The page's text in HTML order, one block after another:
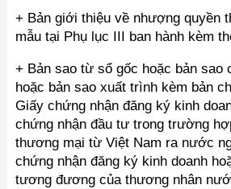
+ Bản giới thiệu về nhượng quyền
mẫu tại Phụ lục III ban hành kèm
+ Bản sao từ sổ gốc hoặc bản sao
hoặc bản sao xuất trình kèm bản
Giấy chứng nhận đăng ký kinh
chứng nhận đầu tư trong trường
thương mại từ Việt Nam ra nước
chứng nhận đăng ký kinh doanh
tương đương của thương nhân